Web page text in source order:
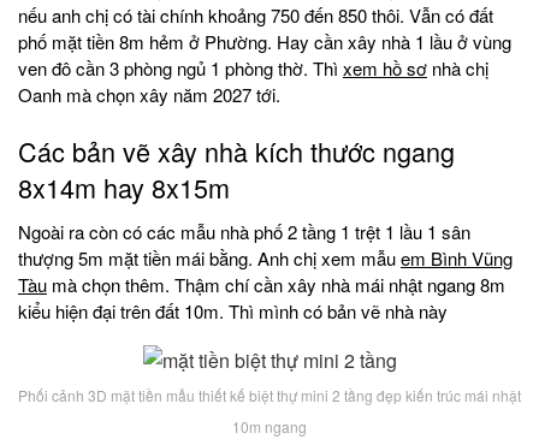
nếu anh chị có tài chính khoảng 750 đến 850 thôi. Vẫn có đất
phố mặt tiền 8m hẻm ở Phường. Hay cần xây nhà 1 lầu ở vùng
ven đô cần 3 phòng ngủ 1 phòng thờ. Thì xem hồ sơ nhà chị
Oanh mà chọn xây năm 2027 tới.
Các bản vẽ xây nhà kích thước ngang
8x14m hay 8x15m
Ngoài ra còn có các mẫu nhà phố 2 tầng 1 trệt 1 lầu 1 sân
thượng 5m mặt tiền mái bằng. Anh chị xem mẫuem Bình Vũng
Tàu mà chọn thêm. Thậm chí cần xây nhà mái nhật ngang 8m
kiểu hiện đại trên đất 10m. Thì mình có bản vẽ nhà này
Phối cảnh 3D mặt tiền mẫu thiết kế biệt thự mini 2 tầng đẹp kiến trúc mái nhật
10m ngang